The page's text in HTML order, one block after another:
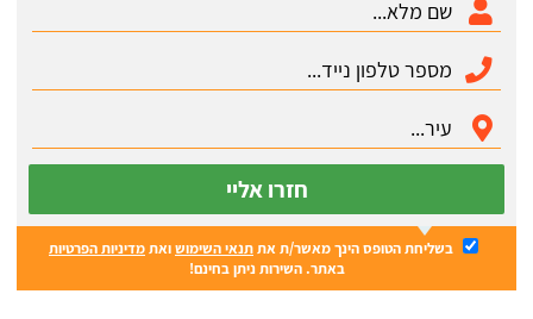
חזרו אליי
בשליחת הטופס הינך מאשר/ת אתתנאי השימושואתמדיניות הפרטיות
באתר. השירות ניתן בחינם!